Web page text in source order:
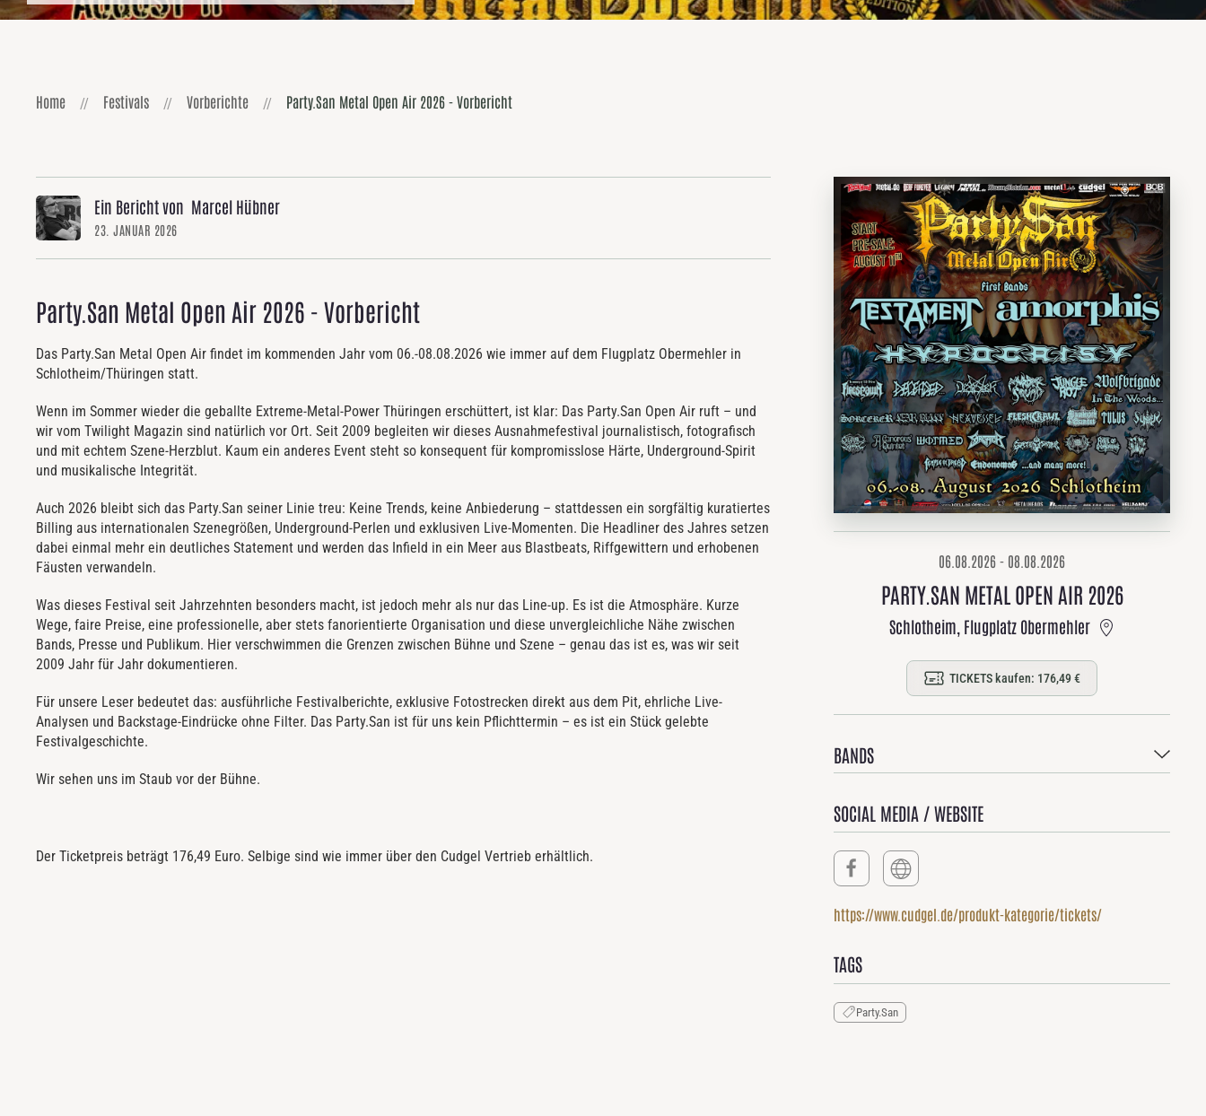
Home Festivals Vorberichte Party.San Metal Open Air 2026 - Vorbericht
Ein Bericht von Marcel Hübner
23. JANUAR 2026
Party.San Metal Open Air 2026 - Vorbericht
Das Party.San Metal Open Air findet im kommenden Jahr vom 06.-08.08.2026 wie immer auf dem Flugplatz Obermehler in
Schlotheim/Thüringen statt.
Wenn im Sommer wieder die geballte Extreme-Metal-Power Thüringen erschüttert, ist klar: Das Party.San Open Air ruft – und
wir vom Twilight Magazin sind natürlich vor Ort. Seit 2009 begleiten wir dieses Ausnahmefestival journalistisch, fotografisch
und mit echtem Szene-Herzblut. Kaum ein anderes Event steht so konsequent für kompromisslose Härte, Underground-Spirit
und musikalische Integrität.
Auch 2026 bleibt sich das Party.San seiner Linie treu: Keine Trends, keine Anbiederung – stattdessen ein sorgfältig kuratiertes
Billing aus internationalen Szenegrößen, Underground-Perlen und exklusiven Live-Momenten. Die Headliner des Jahres setzen
dabei einmal mehr ein deutliches Statement und werden das Infield in ein Meer aus Blastbeats, Riffgewittern und erhobenen
Fäusten verwandeln.
Was dieses Festival seit Jahrzehnten besonders macht, ist jedoch mehr als nur das Line-up. Es ist die Atmosphäre. Kurze
Wege, faire Preise, eine professionelle, aber stets fanorientierte Organisation und diese unvergleichliche Nähe zwischen
Bands, Presse und Publikum. Hier verschwimmen die Grenzen zwischen Bühne und Szene – genau das ist es, was wir seit
2009 Jahr für Jahr dokumentieren.
Für unsere Leser bedeutet das: ausführliche Festivalberichte, exklusive Fotostrecken direkt aus dem Pit, ehrliche Live-
Analysen und Backstage-Eindrücke ohne Filter. Das Party.San ist für uns kein Pflichttermin – es ist ein Stück gelebte
Festivalgeschichte.
Wir sehen uns im Staub vor der Bühne.
Der Ticketpreis beträgt 176,49 Euro. Selbige sind wie immer über den Cudgel Vertrieb erhältlich.
06.08.2026 - 08.08.2026
PARTY.SAN METAL OPEN AIR 2026
Schlotheim, Flugplatz Obermehler
TICKETS kaufen: 176,49 €
BANDS
SOCIAL MEDIA / WEBSITE
https://www.cudgel.de/produkt-kategorie/tickets/
TAGS
Party.San